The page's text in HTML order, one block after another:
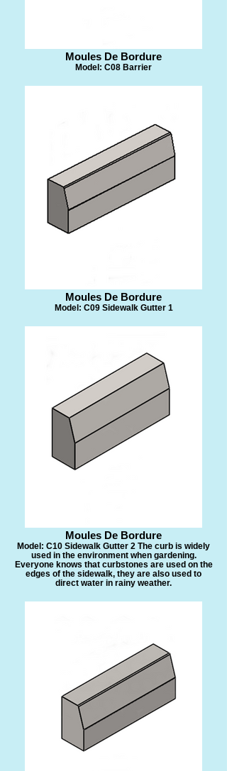
​Moules De Bordure
Model: C08 Barrier
​Moules De Bordure
Model: C09 Sidewalk Gutter 1
​Moules De Bordure
Model: C10 Sidewalk Gutter 2 The curb is widely
used in the environment when gardening.
Everyone knows that curbstones are used on the
edges of the sidewalk, they are also used to
direct water in rainy weather.